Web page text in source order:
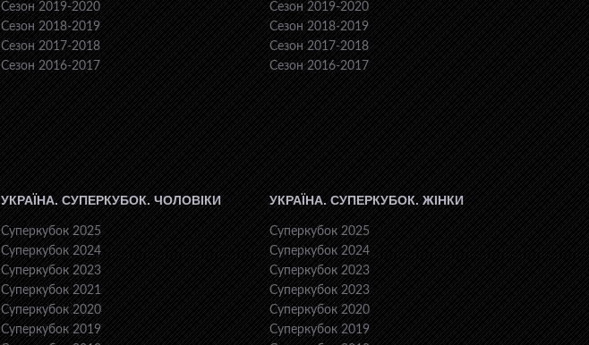
Сезон 2019-2020
Сезон 2018-2019
Сезон 2017-2018
Сезон 2016-2017
Сезон 2019-2020
Сезон 2018-2019
Сезон 2017-2018
Сезон 2016-2017
УКРАЇНА. СУПЕРКУБОК. ЧОЛОВІКИ
Суперкубок 2025
Суперкубок 2024
Суперкубок 2023
Суперкубок 2021
Суперкубок 2020
Суперкубок 2019
УКРАЇНА. СУПЕРКУБОК. ЖІНКИ
Суперкубок 2025
Суперкубок 2024
Суперкубок 2023
Суперкубок 2023
Суперкубок 2020
Суперкубок 2019